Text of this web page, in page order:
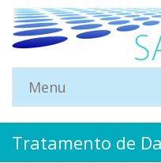
Menu
Tratamento de